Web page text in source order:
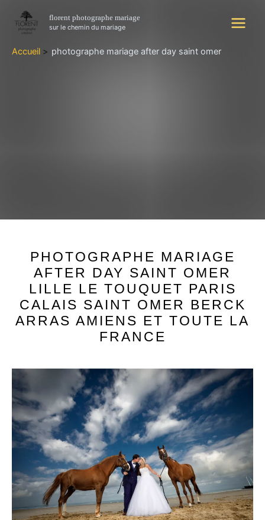
contenu
florent photographe mariage
sur le chemin du mariage
Accueil photographe mariage after day saint omer
PHOTOGRAPHE MARIAGE
AFTER DAY SAINT OMER
LILLE LE TOUQUET PARIS
CALAIS SAINT OMER BERCK
ARRAS AMIENS ET TOUTE LA
FRANCE